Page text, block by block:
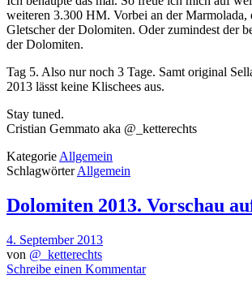
weiteren 3.300 HM. Vorbei an der Marmolada,
Gletscher der Dolomiten. Oder zumindest der
der Dolomiten.
Tag 5. Also nur noch 3 Tage. Samt original
2013 lässt keine Klischees aus.
Stay tuned.
Cristian Gemmato aka @_ketterechts
Kategorie Allgemein
SchlagwörterAllgemein
Dolomiten 2013. Vorschau
4. September 2013
von @_ketterechts
Schreibe einen Kommentar